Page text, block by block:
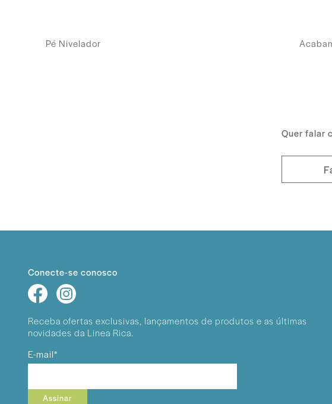
Pé Nivelador
Quer falar
Conecte-se conosco
Receba ofertas exclusivas, lançamentos de produtos e as últimas
novidades da Linea Rica.
E-mail*
Assinar